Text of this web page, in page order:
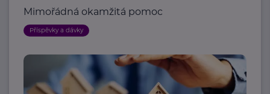
Mimořádná okamžitá pomoc
Příspěvky a dávky